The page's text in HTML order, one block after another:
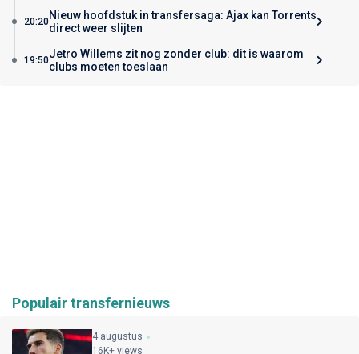
20:20Nieuw hoofdstuk in transfersaga: Ajax kan Torrents
direct weer slijten
19:50Jetro Willems zit nog zonder club: dit is waarom
clubs moeten toeslaan
Populair transfernieuws
4 augustus
16K+ views